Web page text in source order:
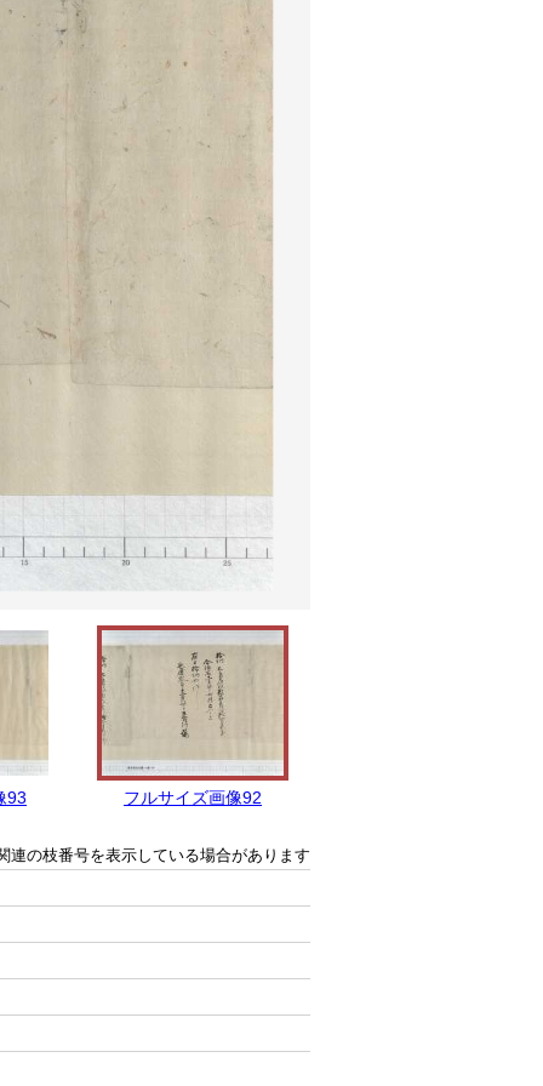
93 フルサイズ画像92
連の枝番号を表示している場合があります